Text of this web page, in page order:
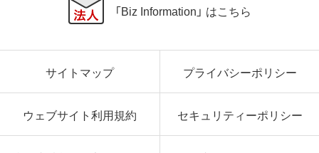
「Biz Information」 はこちら
サイトマップ プライバシーポリシー
ウェブサイト利用規約 セキュリティーポリシー